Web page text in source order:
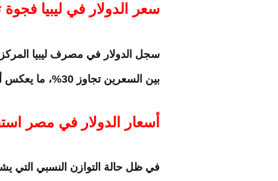
سعر الدولار في ليبيا
بين السعرين تجاوز 30%، ما يعكس أزمة السيولة وتأثير ضريبة الـ15% على السعر الرسمي البالغ 7.28 دينار للأغراض الشخصية.
أسعار الدولار في مصر